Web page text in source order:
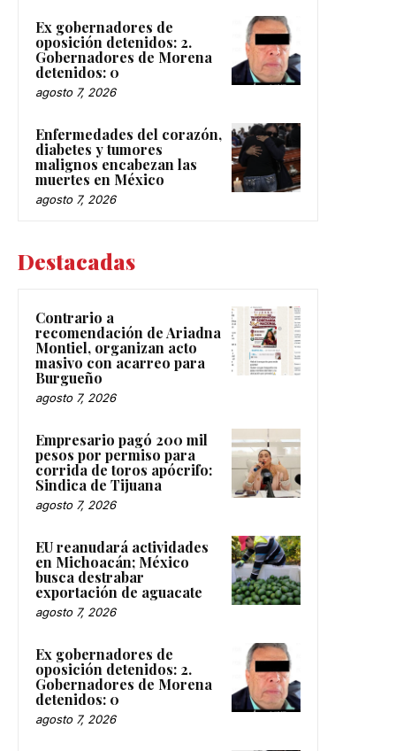
Ex gobernadores de
oposición detenidos: 2.
Gobernadores de Morena
detenidos: 0
agosto 7, 2026
Enfermedades del corazón,
diabetes y tumores
malignos encabezan las
muertes en México
agosto 7, 2026
Destacadas
Contrario a
recomendación de Ariadna
Montiel, organizan acto
masivo con acarreo para
Burgueño
agosto 7, 2026
Empresario pagó 200 mil
pesos por permiso para
corrida de toros apócrifo:
Sindica de Tijuana
agosto 7, 2026
EU reanudará actividades
en Michoacán; México
busca destrabar
exportación de aguacate
agosto 7, 2026
Ex gobernadores de
oposición detenidos: 2.
Gobernadores de Morena
detenidos: 0
agosto 7, 2026